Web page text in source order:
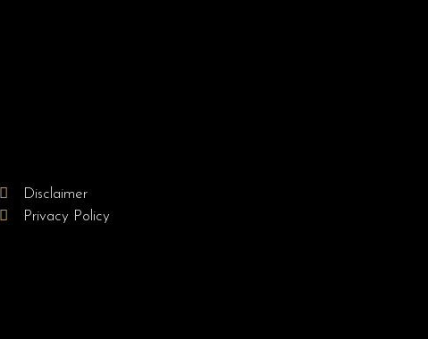
Disclaimer
Privacy Policy